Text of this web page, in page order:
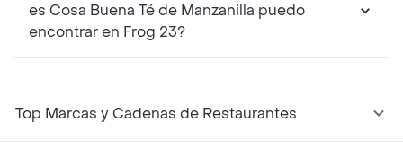
es Cosa Buena Té de Manzanilla puedo
encontrar en Frog 23?
Top Marcas y Cadenas de Restaurantes